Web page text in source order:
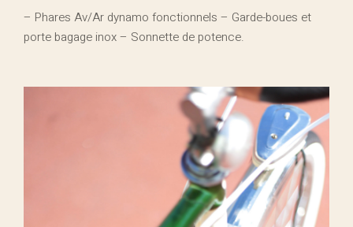
– Phares Av/Ar dynamo fonctionnels – Garde-boues et
porte bagage inox – Sonnette de potence.